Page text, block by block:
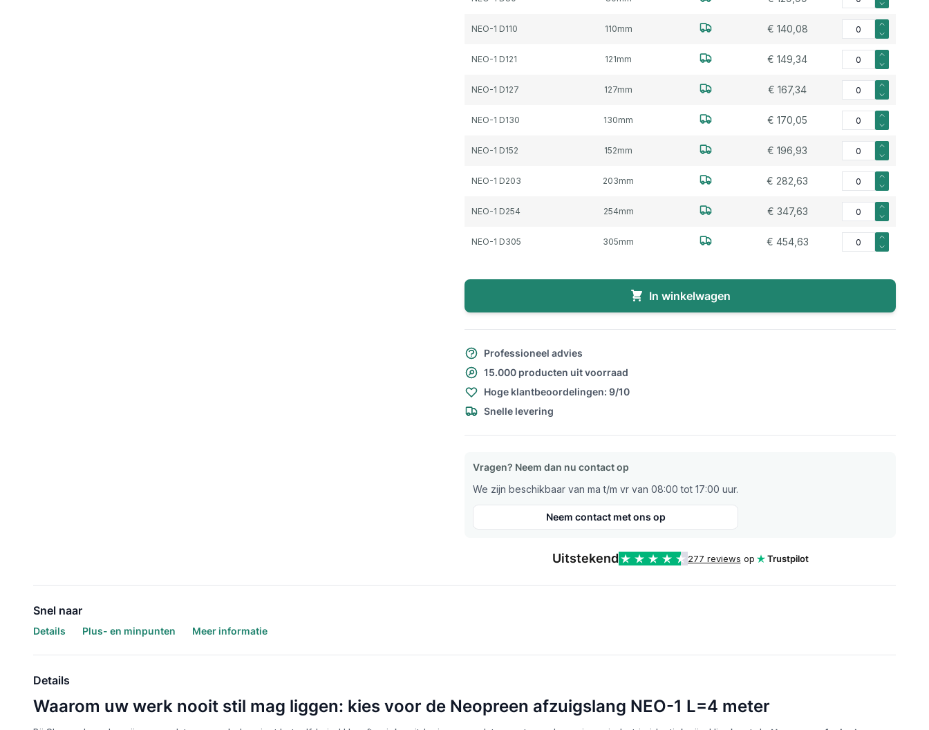
NEO-1 D110 110mm € 140,08 Aantal voor
NEO-1 D121 121mm € 149,34 Aantal voor
NEO-1 D127 127mm € 167,34 Aantal voor
NEO-1 D130 130mm € 170,05 Aantal voor
NEO-1 D152 152mm € 196,93 Aantal voor
NEO-1 D203 203mm € 282,63 Aantal voor
NEO-1 D254 254mm € 347,63 Aantal voor
NEO-1 D305 305mm € 454,63 Aantal voor
In winkelwagen
Professioneel advies
15.000 producten uit voorraad
Hoge klantbeoordelingen: 9/10
Snelle levering
Vragen? Neem dan nu contact op
We zijn beschikbaar van ma t/m vr van 08:00 tot 17:00 uur.
Neem contact met ons op
Uitstekend 277 reviews op Trustpilot
Snel naar
Details Plus- en minpunten Meer informatie
Details
Waarom uw werk nooit stil mag liggen: kies voor de Neopreen afzuigslang NEO-1 L=4 meter